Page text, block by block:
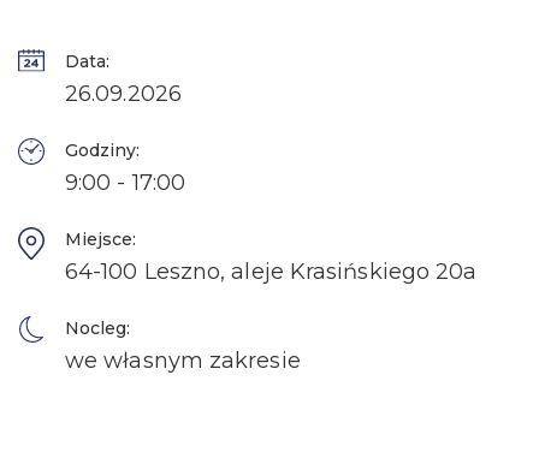
Data:
26.09.2026
Godziny:
9:00 - 17:00
Miejsce:
64-100 Leszno, aleje Krasińskiego 20a
Nocleg:
we własnym zakresie